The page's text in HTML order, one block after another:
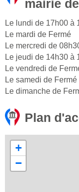
mairie
Le lundi de 17h00 à
Le mardi de Fermé
Le mercredi de
Le jeudi de 14h30 à
Le vendredi de
Le samedi de Fermé
Le dimanche de
Plan
+
−